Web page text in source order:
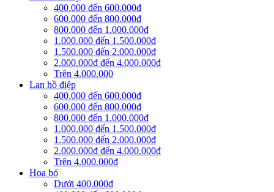
400.000 đến 600.000đ
600.000 đến 800.000đ
800.000 đến 1.000.000đ
1.000.000 đến 1.500.000đ
1.500.000 đến 2.000.000đ
2.000.000đ đến 4.000.000đ
Trên 4.000.000
Lan hồ điệp
400.000 đến 600.000đ
600.000 đến 800.000đ
800.000 đến 1.000.000đ
1.000.000 đến 1.500.000đ
1.500.000 đến 2.000.000đ
2.000.000đ đến 4.000.000đ
Trên 4.000.000đ
Hoa bó
Dưới 400.000đ